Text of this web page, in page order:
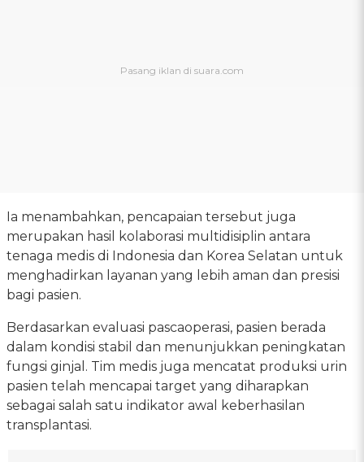
Ia menambahkan, pencapaian tersebut juga
merupakan hasil kolaborasi multidisiplin antara
tenaga medis di Indonesia dan Korea Selatan untuk
menghadirkan layanan yang lebih aman dan presisi
bagi pasien.
Berdasarkan evaluasi pascaoperasi, pasien berada
dalam kondisi stabil dan menunjukkan peningkatan
fungsi ginjal. Tim medis juga mencatat produksi urin
pasien telah mencapai target yang diharapkan
sebagai salah satu indikator awal keberhasilan
transplantasi.